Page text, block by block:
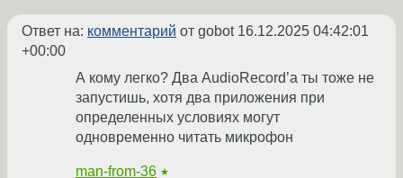
Ответ на: комментарий от gobot 16.12.2025 04:42:01
+00:00
А кому легко? Два AudioRecord’a ты тоже не
запустишь, хотя два приложения при
определенных условиях могут
одновременно читать микрофон
man-from-36 ★